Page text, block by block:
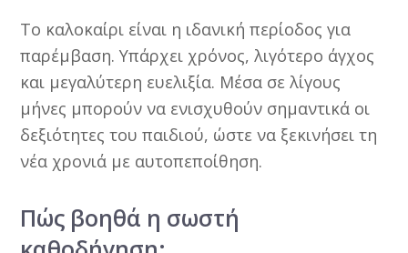
Το καλοκαίρι είναι η ιδανική περίοδος για
παρέμβαση. Υπάρχει χρόνος, λιγότερο άγχος
και μεγαλύτερη ευελιξία. Μέσα σε λίγους
μήνες μπορούν να ενισχυθούν σημαντικά οι
δεξιότητες του παιδιού, ώστε να ξεκινήσει τη
νέα χρονιά με αυτοπεποίθηση.
Πώς βοηθά η σωστή